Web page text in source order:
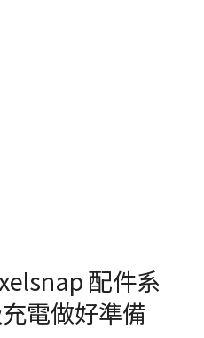
配件系
電做好準備